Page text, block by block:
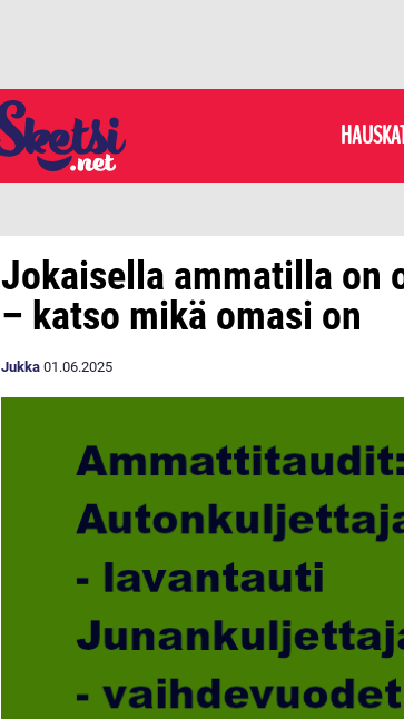
Jokaisella ammatilla on
– katso mikä omasi on
Jukka 01.06.2025